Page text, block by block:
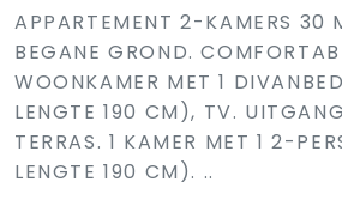
APPARTEMENT 2-KAMERS 30
BEGANE GROND.
WOONKAMER MET 1
LENGTE 190 CM), TV.
TERRAS. 1 KAMER MET 1 2-
LENGTE 190 CM). ..